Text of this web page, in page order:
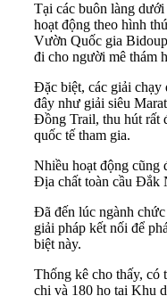
Tại các buôn làng
hoạt động theo hình
Vườn Quốc gia
đi cho người mê thám
Đặc biệt, các giải chạy
đây như giải siêu
Đồng Trail, thu hút rất
quốc tế tham gia.
Nhiều hoạt động cũng
Địa chất toàn cầu Đắk
Đã đến lúc ngành
giải pháp kết nối để
biệt này.
Thống kê cho thấy, có
chi và 180 họ tại Khu